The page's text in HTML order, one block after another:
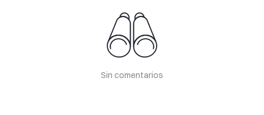
Sin comentarios